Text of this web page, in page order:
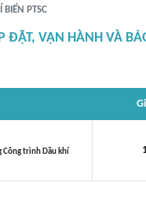
PTSC
ĐẶT, VẬN HÀNH VÀ
Công trình Dầu khí